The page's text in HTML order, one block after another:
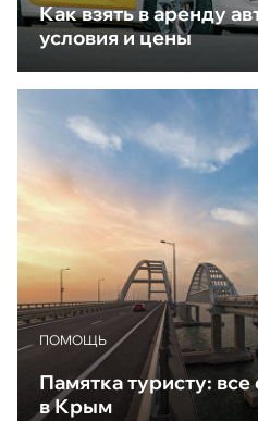
Как взять в аренду
условия и цены
ПОМОЩЬ
Памятка туристу:
в Крым